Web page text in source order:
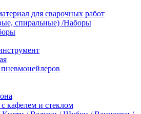
для сварочных работ
спиральные) /Наборы
кафелем и стеклом